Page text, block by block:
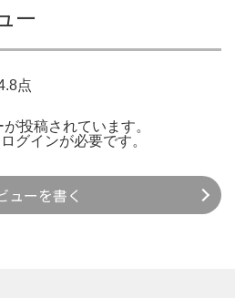
ー
点
投稿されています。
ログインが必要です。
ューを書く